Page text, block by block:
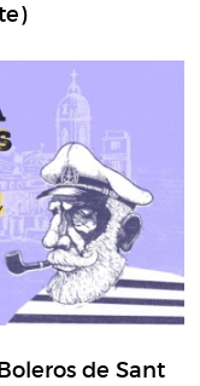
de Sant